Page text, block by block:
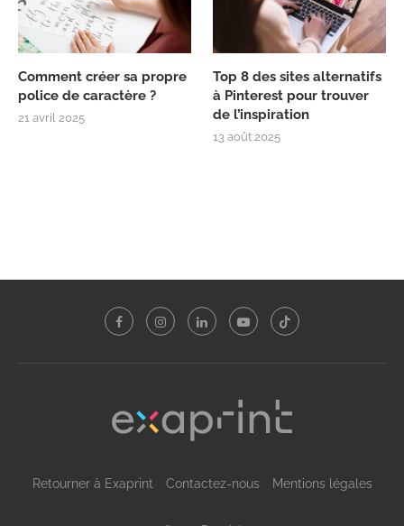
Comment créer sa propre
police de caractère ?
21 avril 2025
Top 8 des sites alternatifs
à Pinterest pour trouver
de l’inspiration
13 août 2025
Retourner à Exaprint Contactez-nous Mentions légales